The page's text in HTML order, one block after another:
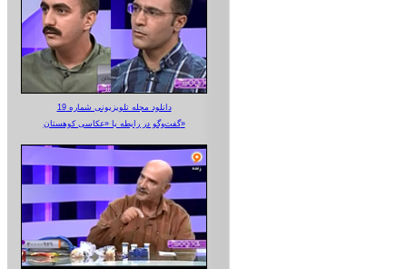
دانلود مجله تلویزیونی شماره 19
گفت‌وگو در رابطه با «عکاسی کوهستان»